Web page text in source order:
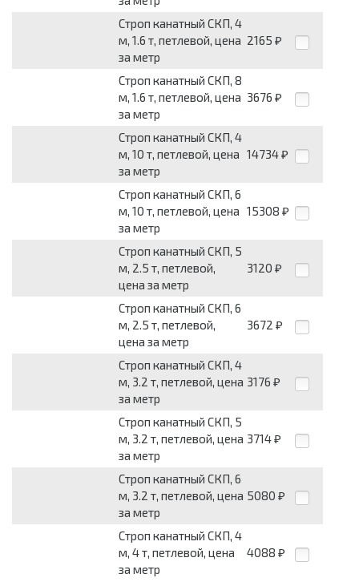
Строп канатный СКП, 4
м, 1.6 т, петлевой, цена
за метр
2165 ₽
Строп канатный СКП, 8
м, 1.6 т, петлевой, цена
за метр
3676 ₽
Строп канатный СКП, 4
м, 10 т, петлевой, цена
за метр
14734 ₽
Строп канатный СКП, 6
м, 10 т, петлевой, цена
за метр
15308 ₽
Строп канатный СКП, 5
м, 2.5 т, петлевой,
цена за метр
3120 ₽
Строп канатный СКП, 6
м, 2.5 т, петлевой,
цена за метр
3672 ₽
Строп канатный СКП, 4
м, 3.2 т, петлевой, цена
за метр
3176 ₽
Строп канатный СКП, 5
м, 3.2 т, петлевой, цена
за метр
3714 ₽
Строп канатный СКП, 6
м, 3.2 т, петлевой, цена
за метр
5080 ₽
Строп канатный СКП, 4
м, 4 т, петлевой, цена
за метр
4088 ₽